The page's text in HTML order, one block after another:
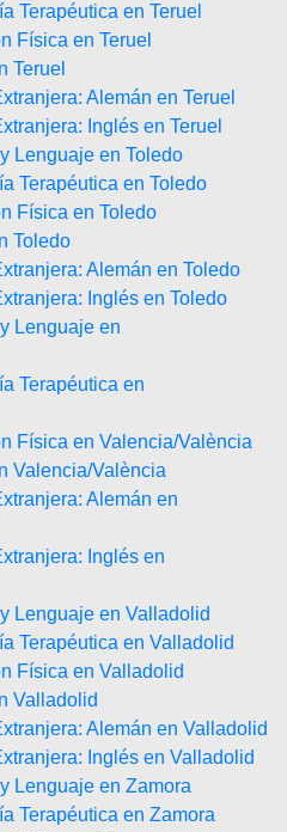
Terapéutica en Teruel
Física en Teruel
Teruel
Alemán en Teruel
Inglés en Teruel
Lenguaje en Toledo
Terapéutica en Toledo
Física en Toledo
Toledo
Alemán en Toledo
Inglés en Toledo
Lenguaje en
Terapéutica en
Física en Valencia/València
Valencia/València
Alemán en
Inglés en
Lenguaje en Valladolid
Terapéutica en Valladolid
Física en Valladolid
Valladolid
Alemán en Valladolid
Inglés en Valladolid
Lenguaje en Zamora
Terapéutica en Zamora